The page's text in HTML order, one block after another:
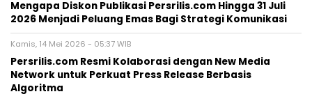
Mengapa Diskon Publikasi Persrilis.com Hingga 31 Juli
2026 Menjadi Peluang Emas Bagi Strategi Komunikasi
Kamis, 14 Mei 2026 - 05:37 WIB
Persrilis.com Resmi Kolaborasi dengan New Media
Network untuk Perkuat Press Release Berbasis
Algoritma